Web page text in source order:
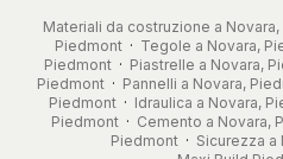
Materiali da costruzione a
Piedmont· Tegole a Novara,
Piedmont · Piastrelle a Novara,
Piedmont · Pannelli a Novara,
Piedmont · Idraulica a Novara,
Piedmont· Cemento a Novara,
Piedmont· Sicurezza a